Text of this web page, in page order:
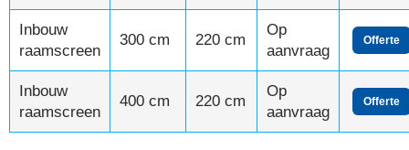
Inbouw
raamscreen
300 cm 220 cm
Op
aanvraag
Offerte
Inbouw
raamscreen
400 cm 220 cm
Op
aanvraag
Offerte